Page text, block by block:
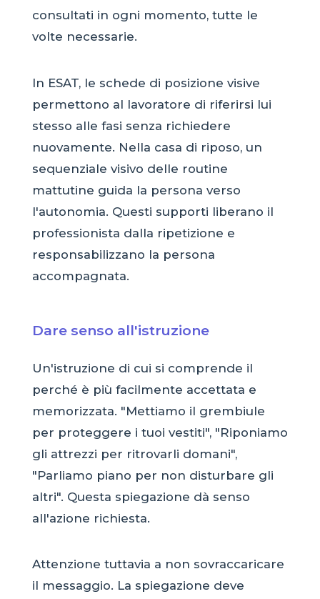
consultati in ogni momento, tutte le
volte necessarie.
In ESAT, le schede di posizione visive
permettono al lavoratore di riferirsi lui
stesso alle fasi senza richiedere
nuovamente. Nella casa di riposo, un
sequenziale visivo delle routine
mattutine guida la persona verso
l'autonomia. Questi supporti liberano il
professionista dalla ripetizione e
responsabilizzano la persona
accompagnata.
Dare senso all'istruzione
Un'istruzione di cui si comprende il
perché è più facilmente accettata e
memorizzata. "Mettiamo il grembiule
per proteggere i tuoi vestiti", "Riponiamo
gli attrezzi per ritrovarli domani",
"Parliamo piano per non disturbare gli
altri". Questa spiegazione dà senso
all'azione richiesta.
Attenzione tuttavia a non sovraccaricare
il messaggio. La spiegazione deve